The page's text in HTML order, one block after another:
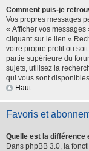
Comment puis-je
Vos propres messages
« Afficher vos messages
cliquant sur le lien «
votre propre profil ou
partie supérieure du
sujets, utilisez la
qui vous sont
Haut
Favoris et
Quelle est la différence
Dans phpBB 3.0, la